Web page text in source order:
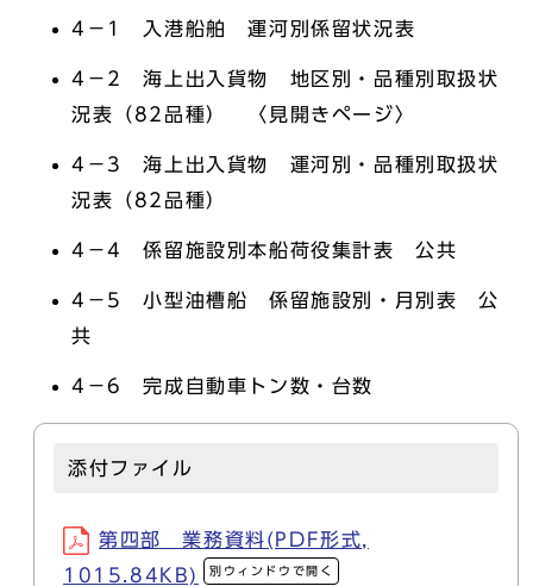
4－1 入港船舶 運河別係留状況表
4－2 海上出入貨物 地区別・品種別取扱状
況表（82品種） 〈見開きページ〉
4－3 海上出入貨物 運河別・品種別取扱状
況表（82品種）
4－4 係留施設別本船荷役集計表 公共
4－5 小型油槽船 係留施設別・月別表 公
共
4－6 完成自動車トン数・台数
添付ファイル
第四部 業務資料(PDF形式,
1015.84KB)
別ウィンドウで開く